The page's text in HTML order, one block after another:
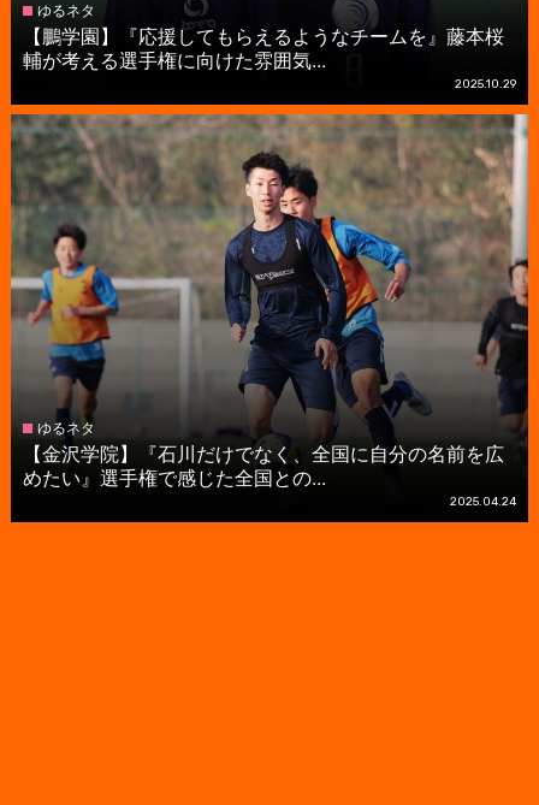
ゆるネタ
【鵬学園】『応援してもらえるようなチームを』藤本桜
輔が考える選手権に向けた雰囲気...
2025.10.29
ゆるネタ
【金沢学院】『石川だけでなく、全国に自分の名前を広
めたい』選手権で感じた全国との...
2025.04.24